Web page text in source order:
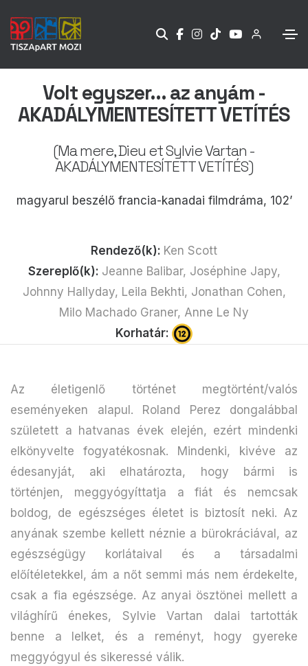
Volt egyszer... az anyám -
AKADÁLYMENTESÍTETT VETÍTÉS
(Ma mere, Dieu et Sylvie Vartan -
AKADÁLYMENTESÍTETT VETÍTÉS)
magyarul beszélő francia-kanadai filmdráma, 102’
Rendező(k): Ken Scott
Szereplő(k): Jeanne Balibar, Joséphine Japy,
Johnny Hallyday, Leila Bekhti, Jonathan Cohen,
Milo Machado Graner, Anne Le Ny
Korhatár:
Az életigenlő történet megtörtént/valós
eseményeken alapul. Roland Perez dongalábbal
született a hatvanas évek elején, ezért mindenki
elkönyvelte fogyatékosnak. Mindenki, kivéve az
édesanyját, aki elhatározta, hogy bármi is
történjen, meggyógyíttatja a fiát és nemcsak
boldog, de egészséges életet is biztosít neki. Az
anyának szembe kellett néznie a bürokráciával, az
egészségügy korlátaival és a társadalmi
előítéletekkel, ám a nőt semmi más nem érdekelte,
csak a fia egészsége. Az anyai ösztönei mellett a
világhírű énekes, Sylvie Vartan dalai tartották
benne a lelket, és a reményt, hogy gyereke
meggyógyul és sikeressé válik.